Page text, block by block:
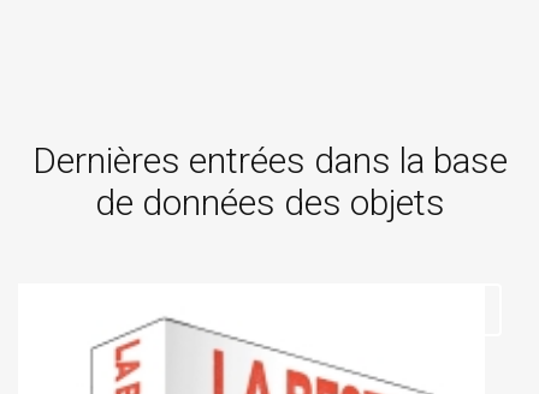
Dernières entrées dans la base
de données des objets